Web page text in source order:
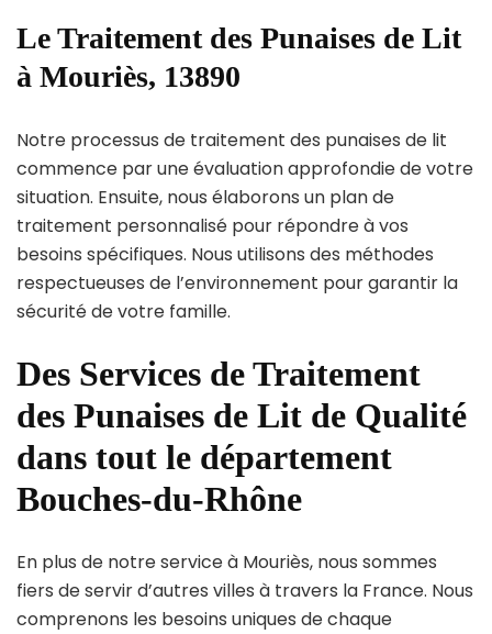
Le Traitement des Punaises de Lit
à Mouriès, 13890
Notre processus de traitement des punaises de lit
commence par une évaluation approfondie de votre
situation. Ensuite, nous élaborons un plan de
traitement personnalisé pour répondre à vos
besoins spécifiques. Nous utilisons des méthodes
respectueuses de l’environnement pour garantir la
sécurité de votre famille.
Des Services de Traitement
des Punaises de Lit de Qualité
dans tout le département
Bouches-du-Rhône
En plus de notre service à Mouriès, nous sommes
fiers de servir d’autres villes à travers la France. Nous
comprenons les besoins uniques de chaque